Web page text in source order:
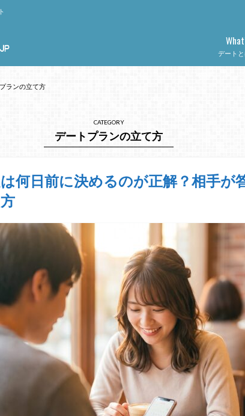
デートと
ランの立て方
CATEGORY
デートプランの立て方
何日前に決めるのが正解？相手が